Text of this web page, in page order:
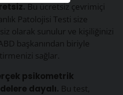
Bu ücretsiz çevrimiçi
Patolojisi Testi size
olarak sunulur ve kişiliğinizi
başkanından biriyle
sağlar.
psikometrik
dayalı. Bu test,